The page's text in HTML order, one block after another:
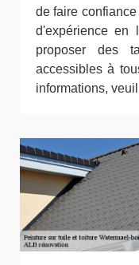
de faire
d'expérience en
proposer des
accessibles à
informations,